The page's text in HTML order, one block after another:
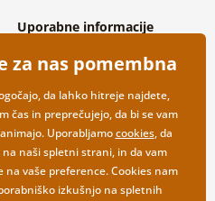
Uporabne informacije
Pogosto zastavljena vprašanja
Kontakti
Veleprodaja
za nas pomembna
da lahko hitreje najdete,
čas in preprečujejo, da bi se vam
Uporabljamocookies, da
naši spletni strani, in da vam
vaše preference. Cookies nam
izkušnjo na spletnih